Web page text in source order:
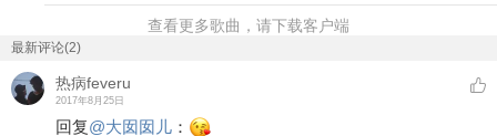
查看更多歌曲，请下载客户端
最新评论(2)
热病feveru
2017年8月25日
回复@大囡囡儿 ：